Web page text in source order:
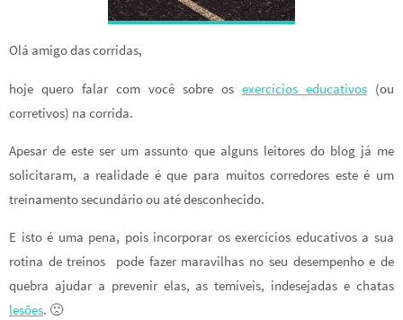
Olá amigo das corridas,
hoje quero falar com você sobre os exercícios educativos (ou
corretivos) na corrida.
Apesar de este ser um assunto que alguns leitores do blog já me
solicitaram, a realidade é que para muitos corredores este é um
treinamento secundário ou até desconhecido.
E isto é uma pena, pois incorporar os exercícios educativos a sua
rotina de treinos pode fazer maravilhas no seu desempenho e de
quebra ajudar a prevenir elas, as temíveis, indesejadas e chatas
lesões. 🙁